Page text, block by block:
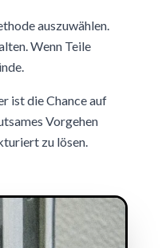
auszuwählen.
Wenn Teile
ist die Chance auf
Vorgehen
zu lösen.